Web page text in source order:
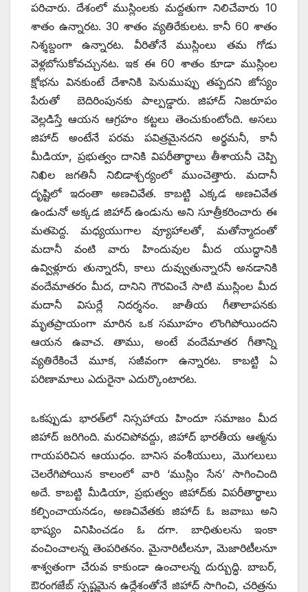
పరిచారు. దేశంలో ముస్లింలకు మద్దతుగా నిలిచేవారు 10
శాతం ఉన్నారట. 30 శాతం వ్యతిరేకులట. కానీ 60 శాతం
నిశ్శబ్దంగా ఉన్నారట. వీరితోనే ముస్లింలు తమ గోడు
వెళ్లబోసుకోవచ్చునట. ఇక ఈ 60 శాతం కూడా ముస్లింల
క్షోభను వినకుంటే దేశానికి పెనుముప్పు తప్పదని జోస్యం
పేరుతో బెదిరింపునకు పాల్పడ్డారు. జిహాద్‌ నిజరూపం
వెల్లడిస్తే ఆయన ఆగ్రహం కట్టలు తెంచుకుంటోంది. అసలు
జిహాద్‌ అంటేనే పరమ పవిత్రమైనదని అర్థమనీ, కానీ
మీడియా, ప్రభుత్వం దానికి విపరీతార్థాలు తీశాయనీ చెప్పి
నిఖిల జగతినీ నిబిడాశ్చర్యంలో ముంచెత్తారు. మదానీ
దృష్టిలో ఇదంతా అణచివేత. కాబట్టి ఎక్కడ అణచివేత
ఉండునో అక్కడ జిహాద్‌ ఉండును అని సూత్రీకరించారు ఈ
మతపెద్ద. మధ్యయుగాల వ్యూహాలతో, మతోన్మాదంతో
మదానీ వంటి వారు హిందువుల మీద యుద్ధానికి
ఉవ్విళ్లూరు తున్నారనీ, కాలు దువ్వుతున్నారనీ అనడానికి
వందేమాతరం మీద, దానిని గౌరవించే సాటి ముస్లింల మీద
మదానీ విసుర్లే నిదర్శనం. జాతీయ గీతాలాపనకు
మృతప్రాయంగా మారిన ఒక సమూహం లొంగిపోయిందని
ఆయన ఉవాచ. తాము, అంటే వందేమాతర గీతాన్ని
వ్యతిరేకించే మూక, సజీవంగా ఉన్నారట. కాబట్టి ఏ
పరిణామాలు ఎదురైనా ఎదుర్కొంటారట.
ఒకప్పుడు భారత్‌లో నిస్సహాయ హిందూ సమాజం మీద
జిహాద్‌ జరిగింది. మరచిపోవద్దు, జిహాద్‌ భారతీయ ఆత్మను
గాయపరిచిన ఆయుధం. బానిస వంశీయులు, మొగలులు
చెలరేగిపోయిన కాలంలో వారి ‘ముస్లిం సేన’ సాగించింది
అదే. కాబట్టి మీడియా, ప్రభుత్వం జిహాద్‌కు విపరీతార్థాలు
కల్పించాయనడం, అణచివేతకు జిహాద్‌ ఓ జవాబు అని
భాష్యం వినిపించడం ఓ దగా. బాధితులను ఇంకా
వంచించాలన్న తెంపరితనం. మైనారిటీలనూ, మెజారిటీలనూ
శాశ్వతంగా చేరువ కాకుండా ఉంచాలన్న దుర్బుద్ధి. బాబర్‌,
ఔరంగజేబ్‌ స్పష్టమైన ఉద్దేశంతోనే జిహాద్‌ సాగించి, చరిత్రను